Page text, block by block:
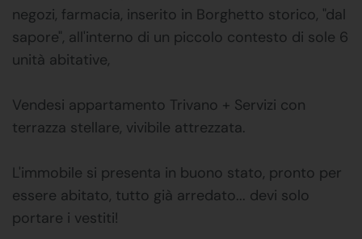
negozi, farmacia, inserito in Borghetto storico, "dal
sapore", all'interno di un piccolo contesto di sole 6
unità abitative,
Vendesi appartamento Trivano + Servizi con
terrazza stellare, vivibile attrezzata.
L'immobile si presenta in buono stato, pronto per
essere abitato, tutto già arredato... devi solo
portare i vestiti!